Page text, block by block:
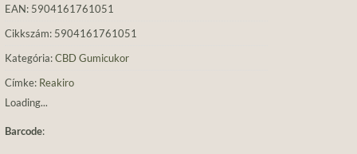
EAN: 5904161761051
Cikkszám: 5904161761051
Kategória:CBD Gumicukor
Címke: Reakiro
Loading...
Barcode: